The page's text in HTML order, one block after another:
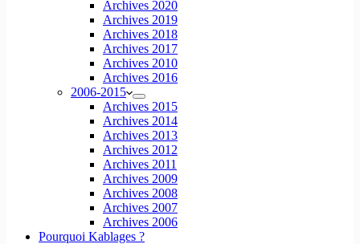
Archives 2020
Archives 2019
Archives 2018
Archives 2017
Archives 2010
Archives 2016
2006-2015
Archives 2015
Archives 2014
Archives 2013
Archives 2012
Archives 2011
Archives 2009
Archives 2008
Archives 2007
Archives 2006
Pourquoi Kablages ?